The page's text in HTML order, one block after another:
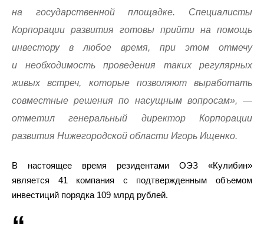
на государственной площадке. Специалисты
Корпорации развития готовы прийти на помощь
инвестору в любое время, при этом отмечу
и необходимость проведения таких регулярных
живых встреч, которые позволяют выработать
совместные решения по насущным вопросам», —
отметил генеральный директор Корпорации
развития Нижегородской области Игорь Ищенко.
В настоящее время резидентами ОЭЗ «Кулибин»
является 41 компания с подтвержденным объемом
инвестиций порядка 109 млрд рублей.